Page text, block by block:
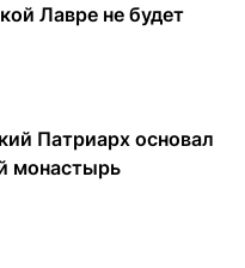
Лавре не будет
Патриарх основал
монастырь